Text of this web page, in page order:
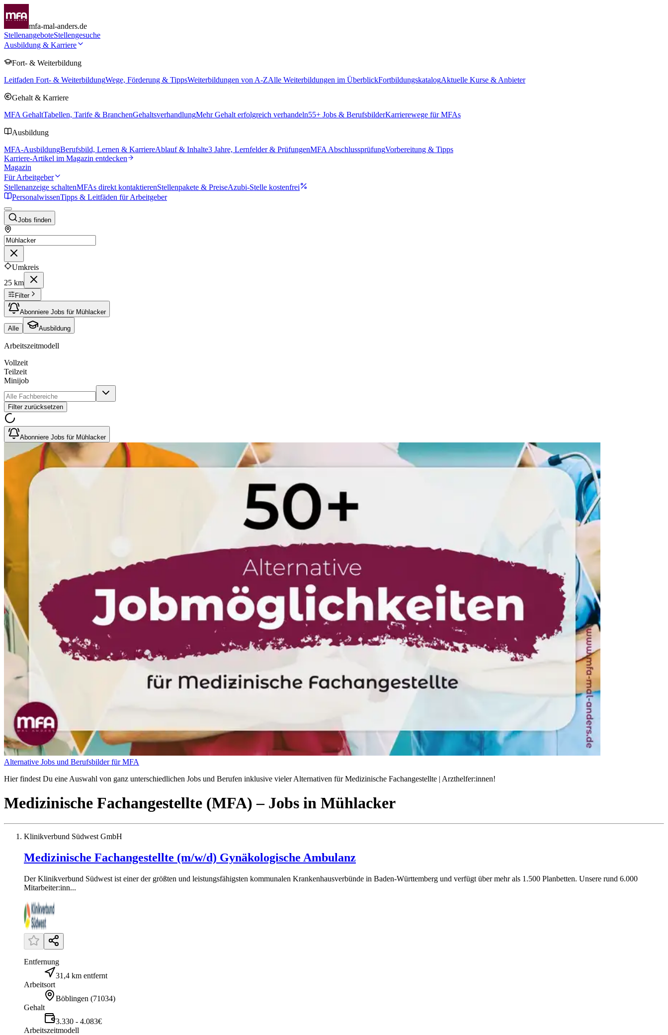
mfa-mal-anders.de
StellenangeboteStellengesuche
Ausbildung & Karriere
Fort- & Weiterbildung
Leitfaden Fort- & WeiterbildungWege, Förderung & TippsWeiterbildungen von A-ZAlle Weiterbildungen im ÜberblickFortbildungskatalogAktuelle Kurse & Anbieter
Gehalt & Karriere
MFA GehaltTabellen, Tarife & BranchenGehaltsverhandlungMehr Gehalt erfolgreich verhandeln55+ Jobs & BerufsbilderKarrierewege für MFAs
Ausbildung
MFA-AusbildungBerufsbild, Lernen & KarriereAblauf & Inhalte3 Jahre, Lernfelder & PrüfungenMFA AbschlussprüfungVorbereitung & Tipps
Karriere-Artikel im Magazin entdecken
Magazin
Für Arbeitgeber
Stellenanzeige schaltenMFAs direkt kontaktierenStellenpakete & PreiseAzubi-Stelle kostenfrei
PersonalwissenTipps & Leitfäden für Arbeitgeber
Jobs finden
Umkreis
25 km
Filter
Abonniere Jobs für Mühlacker
Alle Ausbildung
Arbeitszeitmodell
Vollzeit
Teilzeit
Minijob
Filter zurücksetzen
Abonniere Jobs für Mühlacker
Alternative Jobs und Berufsbilder für MFA
Hier findest Du eine Auswahl von ganz unterschiedlichen Jobs und Berufen inklusive vieler Alternativen für Medizinische Fachangestellte | Arzthelfer:innen!
Medizinische Fachangestellte (MFA) – Jobs in Mühlacker
Klinikverbund Südwest GmbH
Medizinische Fachangestellte (m/w/d) Gynäkologische Ambulanz
Der Klinikverbund Südwest ist einer der größten und leistungsfähigsten kommunalen Krankenhausverbünde in Baden-Württemberg und verfügt über mehr als 1.500 Planbetten. Unsere rund 6.000
Mitarbeiter:inn...
Entfernung
31,4 km entfernt
Arbeitsort
Böblingen (71034)
Gehalt
3.330 - 4.083€
Arbeitszeitmodell